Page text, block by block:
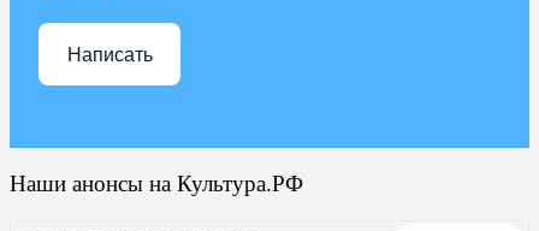
Написать
Наши анонсы на Культура.РФ